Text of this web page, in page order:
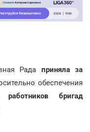
Рада приняла за
обеспечения
бригад